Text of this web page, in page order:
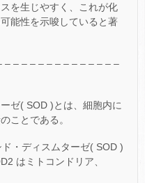
を生じやすく、これが化
能性を示唆していると著
– – – – – – – – – – – – – –
ゼ( SOD )とは、細胞内に
ことである。
・ディスムターゼ( SOD )
はミトコンドリア、